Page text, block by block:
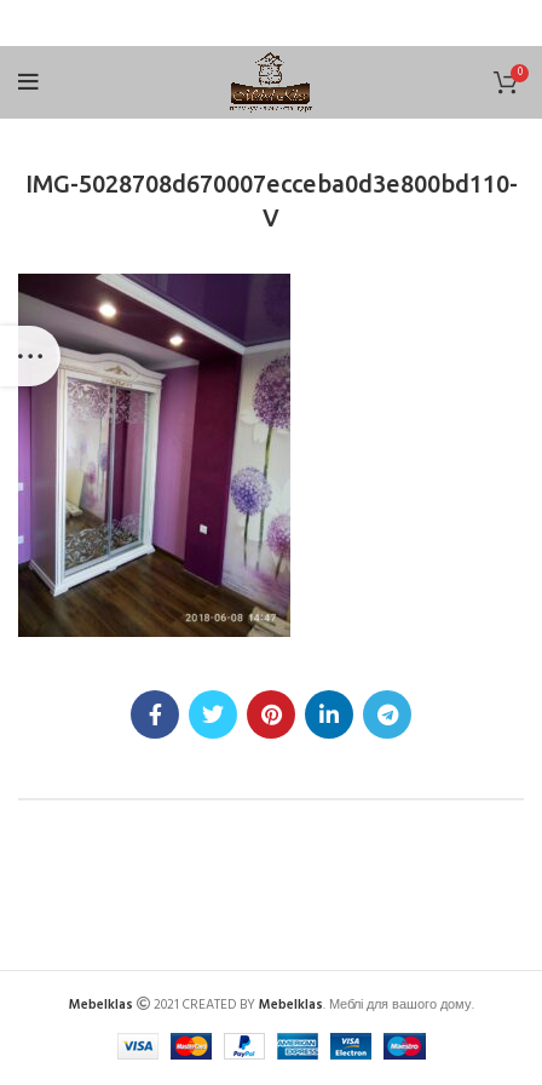
0
IMG-5028708d670007ecceba0d3e800bd110-
V
Mebelklas 2021 CREATED BYMebelklas. Меблі для вашого дому.